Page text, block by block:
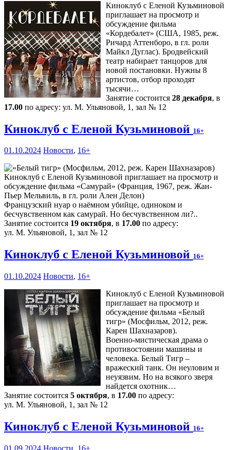
Киноклуб с Еленой Кузьминовой
приглашает на просмотр и
обсуждение фильма
«Кордебалет» (США, 1985, реж.
Ричард Аттенборо, в гл. роли
Майкл Дуглас). Бродвейский
театр набирает танцоров для
новой постановки. Нужны 8
артистов, отбор проходят
тысячи…
Занятие состоится 28 декабря, в
17.00 по адресу: ул. М. Ульяновой, 1, зал № 12
Киноклуб с Еленой Кузьминовой 16+
01.10.2024 Новости, 16+
Киноклуб с Еленой Кузьминовой приглашает на просмотр и
обсуждение фильма «Самурай» (Франция, 1967, реж. Жан-
Пьер Мельвиль, в гл. роли Ален Делон)
Французский нуар о наёмном убийце, одиноком и
бесчувственном как самурай. Но бесчувственном ли?..
Занятие состоится 19 октября, в 17.00 по адресу:
ул. М. Ульяновой, 1, зал № 12
Киноклуб с Еленой Кузьминовой 16+
01.10.2024 Новости, 16+
Киноклуб с Еленой Кузьминовой
приглашает на просмотр и
обсуждение фильма «Белый
тигр» (Мосфильм, 2012, реж.
Карен Шахназаров).
Военно-мистическая драма о
противостоянии машины и
человека. Белый Тигр –
вражеский танк. Он неуловим и
неуязвим. Но на всякого зверя
найдется охотник…
Занятие состоится 5 октября, в 17.00 по адресу:
ул. М. Ульяновой, 1, зал № 12
Киноклуб с Еленой Кузьминовой 16+
01.09.2024 Новости 16+